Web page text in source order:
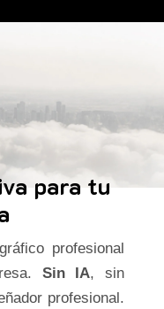
para tu
profesional
Sin IA, sin
profesional.